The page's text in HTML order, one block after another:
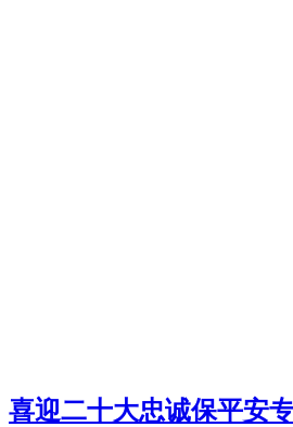
喜迎二十大忠诚保平安